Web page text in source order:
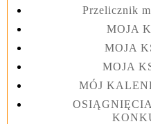
Przelicznik
MOJA
MOJA
MOJA
MÓJ